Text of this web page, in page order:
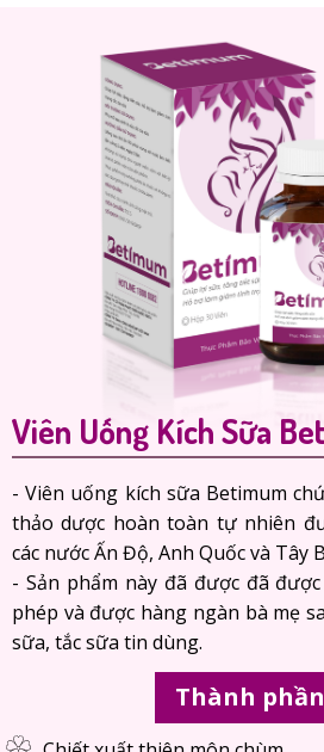
Viên Uống Kích Sữa
- Viên uống kích sữa Betimum
thảo dược hoàn toàn tự nhiên
các nước Ấn Độ, Anh Quốc và Tây
- Sản phẩm này đã được đã
phép và được hàng ngàn bà mẹ
sữa, tắc sữa tin dùng.
Thành phần